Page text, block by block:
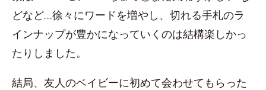
どなど…徐々にワードを増やし、切れる手札のラ
インナップが豊かになっていくのは結構楽しかっ
たりしました。
結局、友人のベイビーに初めて会わせてもらった